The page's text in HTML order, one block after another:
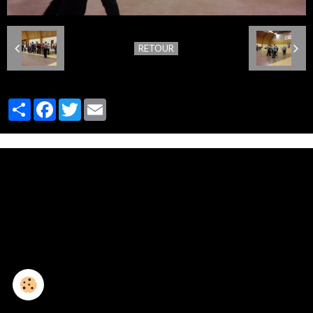
RETOUR
PartagerFacebook
Twitter